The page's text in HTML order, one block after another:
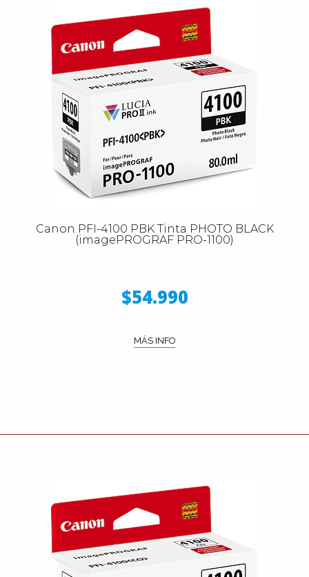
Canon PFI-4100 PBK Tinta PHOTO BLACK
(imagePROGRAF PRO-1100)
$54.990
MÁS INFO